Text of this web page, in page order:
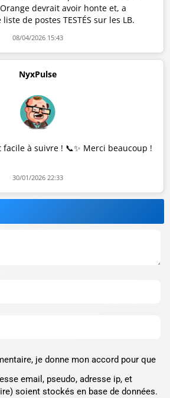
devrait avoir honte et, a
de postes TESTÉS sur les LB.
08/04/2026 15:43
NyxPulse
à suivre ! 📞✨ Merci beaucoup !
30/01/2026 22:33
je donne mon accord pour que
email, pseudo, adresse ip, et
soient stockés en base de données.